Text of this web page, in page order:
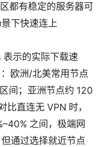
都有稳定的服务器可
下快速连上
示的实际下载速
欧洲/北美常用节点
间；亚洲节点约 120
直连无 VPN 时，
之间，极端网
通过选择就近节点